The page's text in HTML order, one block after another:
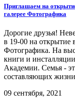
Приглашаем на
галерее Фотографика
Дорогие друзья!
в 19-00 на открытие
Фотографика. На
книги и
Академии. Семья -
составляющих
09 сентября, 2021